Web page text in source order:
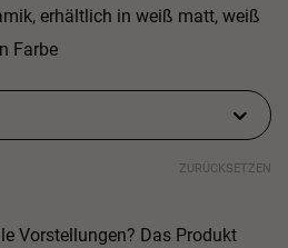
erhältlich in weiß matt, weiß
Farbe
ZURÜCKSETZEN
Vorstellungen? Das Produkt